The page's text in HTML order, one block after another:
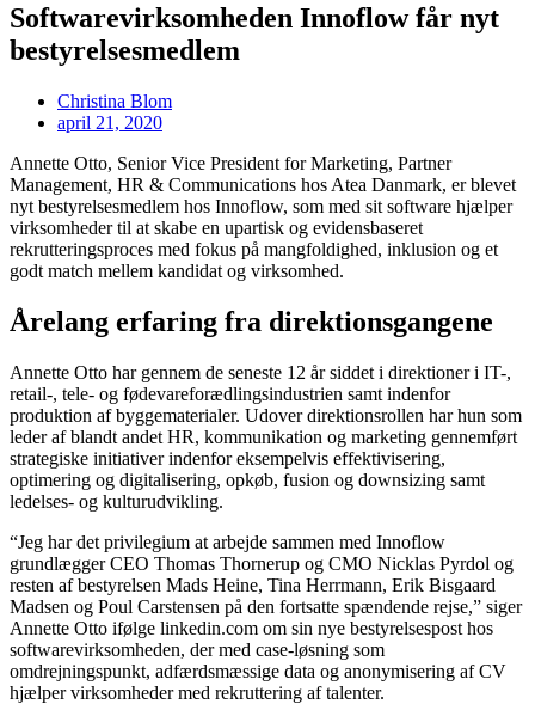
Softwarevirksomheden Innoflow får nyt
bestyrelsesmedlem
Christina Blom
april 21, 2020
Annette Otto, Senior Vice President for Marketing, Partner
Management, HR & Communications hos Atea Danmark, er blevet
nyt bestyrelsesmedlem hos Innoflow, som med sit software hjælper
virksomheder til at skabe en upartisk og evidensbaseret
rekrutteringsproces med fokus på mangfoldighed, inklusion og et
godt match mellem kandidat og virksomhed.
Årelang erfaring fra direktionsgangene
Annette Otto har gennem de seneste 12 år siddet i direktioner i IT-,
retail-, tele- og fødevareforædlingsindustrien samt indenfor
produktion af byggematerialer. Udover direktionsrollen har hun som
leder af blandt andet HR, kommunikation og marketing gennemført
strategiske initiativer indenfor eksempelvis effektivisering,
optimering og digitalisering, opkøb, fusion og downsizing samt
ledelses- og kulturudvikling.
“Jeg har det privilegium at arbejde sammen med Innoflow
grundlægger CEO Thomas Thornerup og CMO Nicklas Pyrdol og
resten af bestyrelsen Mads Heine, Tina Herrmann, Erik Bisgaard
Madsen og Poul Carstensen på den fortsatte spændende rejse,” siger
Annette Otto ifølge linkedin.com om sin nye bestyrelsespost hos
softwarevirksomheden, der med case-løsning som
omdrejningspunkt, adfærdsmæssige data og anonymisering af CV
hjælper virksomheder med rekruttering af talenter.